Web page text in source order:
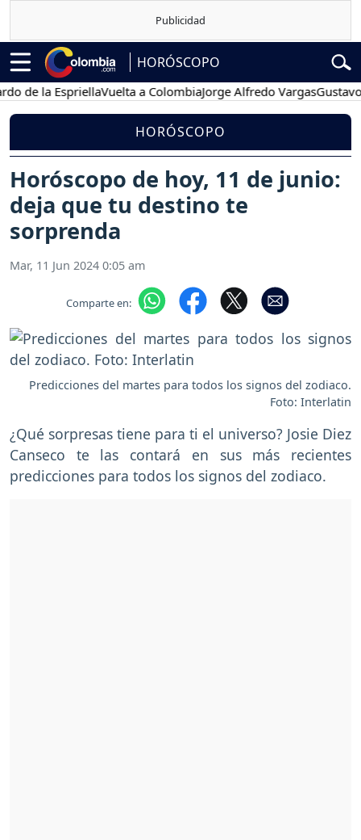
HORÓSCOPO
la EspriellaVuelta a ColombiaJorge Alfredo VargasGustavo Petro
HORÓSCOPO
Horóscopo de hoy, 11 de junio:
deja que tu destino te
sorprenda
Mar, 11 Jun 2024 0:05 am
Comparte en:
Predicciones del martes para todos los signos del zodiaco.
Foto: Interlatin
¿Qué sorpresas tiene para ti el universo? Josie Diez
Canseco te las contará en sus más recientes
predicciones para todos los signos del zodiaco.